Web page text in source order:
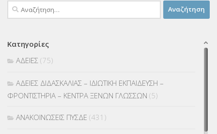
Αναζήτηση
για:
Κατηγορίες
ΑΔΕΙΕΣ (75)
ΑΔΕΙΕΣ ΔΙΔΑΣΚΑΛΙΑΣ – ΙΔΙΩΤΙΚΗ ΕΚΠΑΙΔΕΥΣΗ –
ΦΡΟΝΤΙΣΤΗΡΙΑ – ΚΕΝΤΡΑ ΞΕΝΩΝ ΓΛΩΣΣΩΝ (5)
ΑΝΑΚΟΙΝΩΣΕΙΣ ΠΥΣΔΕ (431)